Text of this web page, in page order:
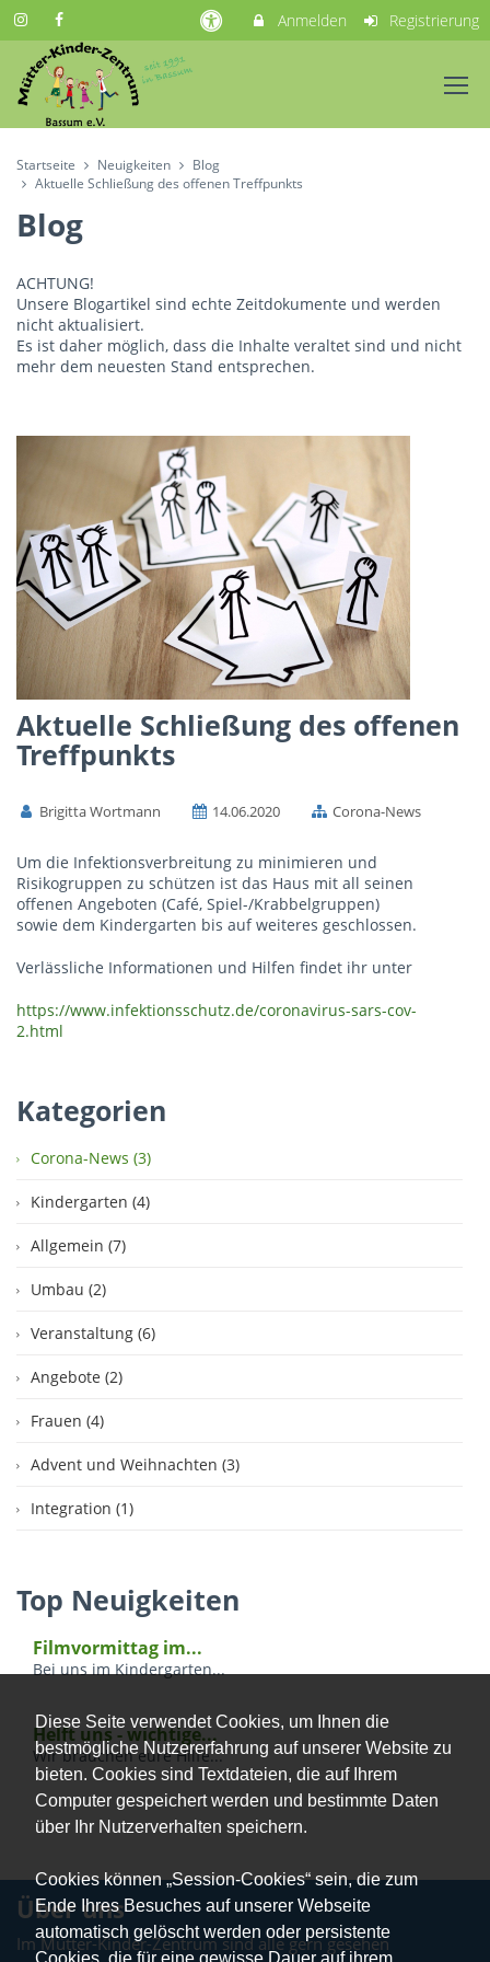
Diese Seite verwendet Cookies, um Ihnen die
bestmögliche Nutzererfahrung auf unserer Website zu
bieten. Cookies sind Textdateien, die auf Ihrem
Computer gespeichert werden und bestimmte Daten
über Ihr Nutzerverhalten speichern.
Cookies können „Session-Cookies“ sein, die zum
Ende Ihres Besuches auf unserer Webseite
automatisch gelöscht werden oder persistente
Cookies, die für eine gewisse Dauer auf ihrem
Anmelden Registrierung
Startseite Neuigkeiten
Blog
Aktuelle Schließung des offenen Treffpunkts
Blog
ACHTUNG!
Unsere Blogartikel sind echte Zeitdokumente und werden
nicht aktualisiert.
Es ist daher möglich, dass die Inhalte veraltet sind und nicht
mehr dem neuesten Stand entsprechen.
Aktuelle Schließung des offenen
Treffpunkts
Brigitta Wortmann 14.06.2020 Corona-News
Um die Infektionsverbreitung zu minimieren und
Risikogruppen zu schützen ist das Haus mit all seinen
offenen Angeboten (Café, Spiel-/Krabbelgruppen)
sowie dem Kindergarten bis auf weiteres geschlossen.
Verlässliche Informationen und Hilfen findet ihr unter
https://www.infektionsschutz.de/coronavirus-sars-cov-
2.html
Kategorien
Corona-News (3)
Kindergarten (4)
Allgemein (7)
Umbau (2)
Veranstaltung (6)
Angebote (2)
Frauen (4)
Advent und Weihnachten (3)
Integration (1)
Top Neuigkeiten
Filmvormittag im...
Bei uns im Kindergarten...
Helft uns - wichtige...
Wir brauchen eure Hilfe...
Über uns
Im Mütter-Kinder-Zentrum sind alle gern gesehen